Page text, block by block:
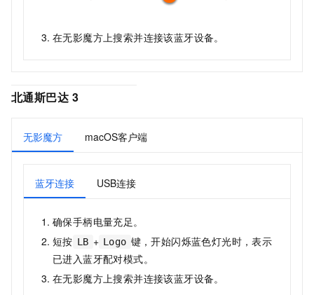
在无影魔方 上搜索并连接该蓝牙设备。
北通斯巴达 3
无影魔方 macOS客户端
蓝牙连接 USB连接
确保手柄电量充足。
短按 LB + Logo 键，开始闪烁蓝色灯光时，表示
已进入蓝牙配对模式。
在无影魔方上搜索并连接该蓝牙设备。